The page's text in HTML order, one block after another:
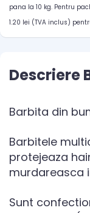
pana la 10 kg. Pentru
1.20 lei (TVA inclus)
Descriere
Barbita din
Barbitele
protejeaza
murdareasca
Sunt